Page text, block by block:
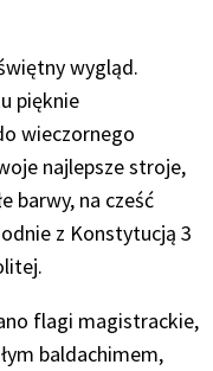
wygląd.
pięknie
wieczornego
najlepsze stroje,
barwy, na cześć
z Konstytucją 3
flagi magistrackie,
baldachimem,